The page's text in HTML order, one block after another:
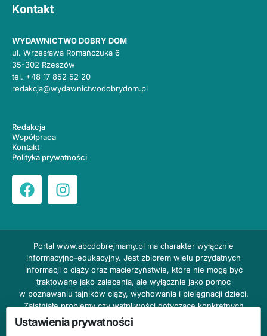
Kontakt
WYDAWNICTWO DOBRY DOM
ul. Wrzesława Romańczuka 6
35-302 Rzeszów
tel. +48 17 852 52 20
redakcja@wydawnictwodobrydom.pl
Redakcja
Współpraca
Kontakt
Polityka prywatności
Portal www.abcdobrejmamy.pl ma charakter wyłącznie
informacyjno-edukacyjny. Jest zbiorem wielu przydatnych
informacji o ciąży oraz macierzyństwie, które nie mogą być
traktowane jako zalecenia, ale wyłącznie jako pomoc
w poznawaniu tajników ciąży, wychowania i pielęgnacji dzieci.
Zaistniałe problemy czy wątpliwości dotyczące konkretnych
przypadków należy bezzwłocznie konsultować z prowadzącym
lekarzem ginekologiem lub innym stosownym specjalistą w danej
Ustawienia prywatności